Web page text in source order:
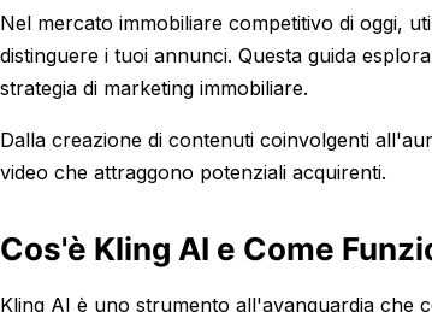
Nel mercato immobiliare competitivo di oggi,
distinguere i tuoi annunci. Questa guida
strategia di marketing immobiliare.
Dalla creazione di contenuti coinvolgenti
video che attraggono potenziali acquirenti.
Cos'è Kling AI e Come
Kling AI è uno strumento all'avanguardia che